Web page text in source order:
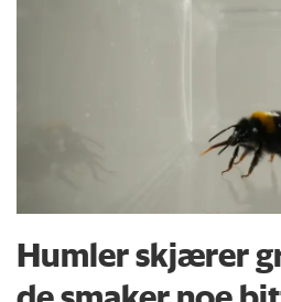
Humler skjærer